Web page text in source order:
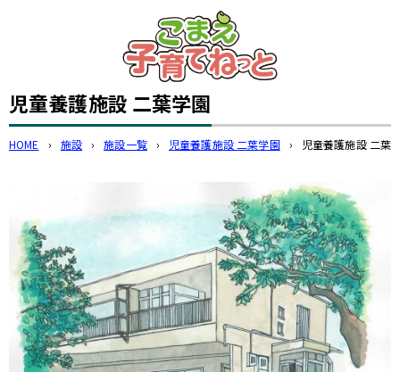
このページの本文へ
児童養護施設 二葉学園
HOME › 施設 › 施設一覧 › 児童養護施設 二葉学園 › 児童養護施設 二葉